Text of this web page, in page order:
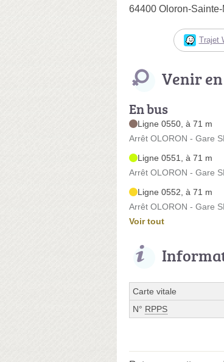
64400 Oloron-
Trajet
Venir
En bus
Ligne 0550, à 71 m
Arrêt OLORON - Gare
Ligne 0551, à 71 m
Arrêt OLORON - Gare
Ligne 0552, à 71 m
Arrêt OLORON - Gare
Voir tout
Carte vitale
N° RPPS